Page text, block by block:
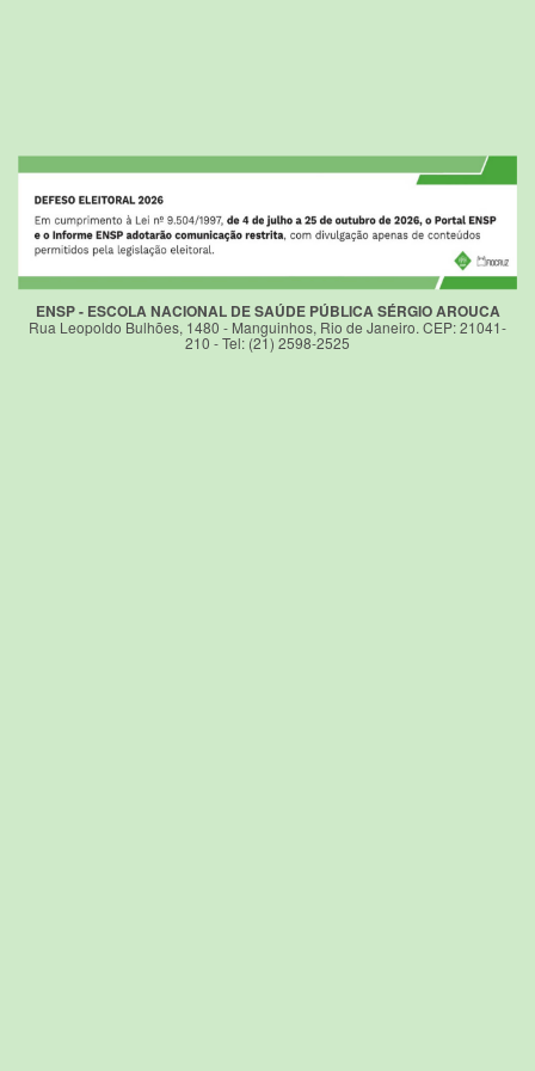
ENSP - ESCOLA NACIONAL DE SAÚDE PÚBLICA SÉRGIO AROUCA
Rua Leopoldo Bulhões, 1480 - Manguinhos, Rio de Janeiro. CEP: 21041-
210 - Tel: (21) 2598-2525